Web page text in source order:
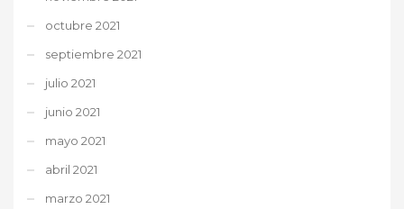
octubre 2021
septiembre 2021
julio 2021
junio 2021
mayo 2021
abril 2021
marzo 2021